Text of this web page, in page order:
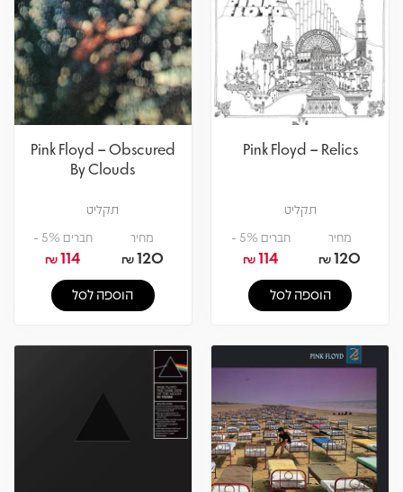
Pink Floyd – Relics
תקליט
מחיר
120
₪
חברים 5% -
114
₪
הוספה לסל
Pink Floyd – Obscured
By Clouds
תקליט
מחיר
120
₪
חברים 5% -
114
₪
הוספה לסל